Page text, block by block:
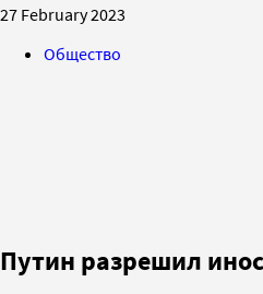
27 February 2023
Общество
Путин разрешил